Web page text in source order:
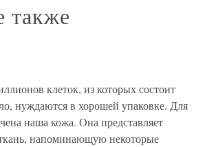
также
клеток, из которых состоит
нуждаются в хорошей упаковке. Для
наша кожа. Она представляет
напоминающую некоторые